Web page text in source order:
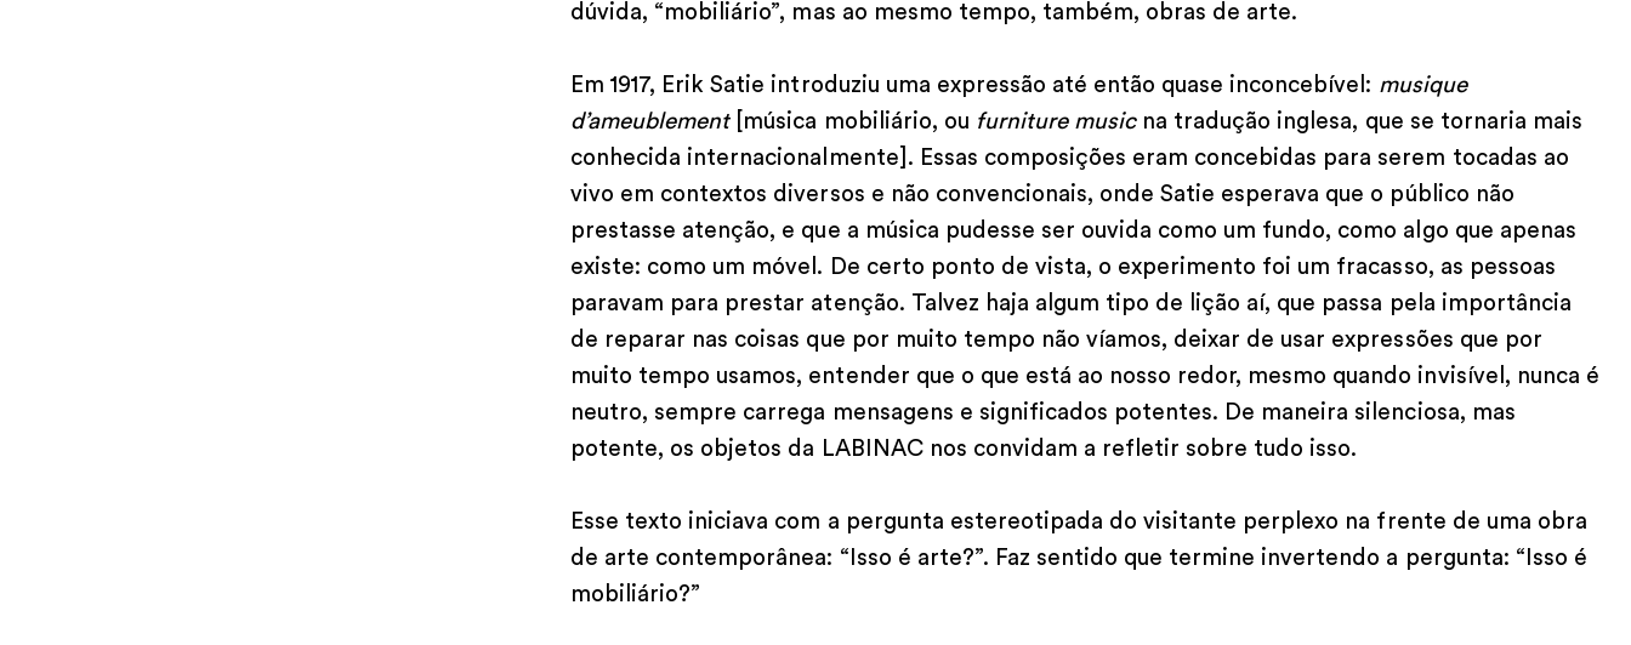
dúvida, “mobiliário”, mas ao mesmo tempo, também, obras de arte.
Em 1917, Erik Satie introduziu uma expressão até então quase inconcebível: musique
d’ameublement
[música mobiliário, ou furniture musicna tradução inglesa, que se tornaria mais
conhecida internacionalmente]. Essas composições eram concebidas para serem tocadas ao
vivo em contextos diversos e não convencionais, onde Satie esperava que o público não
prestasse atenção, e que a música pudesse ser ouvida como um fundo, como algo que apenas
existe: como um móvel. De certo ponto de vista, o experimento foi um fracasso, as pessoas
paravam para prestar atenção. Talvez haja algum tipo de lição aí, que passa pela importância
de reparar nas coisas que por muito tempo não víamos, deixar de usar expressões que por
muito tempo usamos, entender que o que está ao nosso redor, mesmo quando invisível, nunca é
neutro, sempre carrega mensagens e significados potentes. De maneira silenciosa, mas
potente, os objetos da LABINAC nos convidam a refletir sobre tudo isso.
Esse texto iniciava com a pergunta estereotipada do visitante perplexo na frente de uma obra
de arte contemporânea: “Isso é arte?”. Faz sentido que termine invertendo a pergunta: “Isso é
mobiliário?”